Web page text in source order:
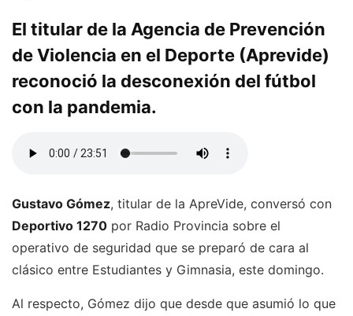
El titular de la Agencia de Prevención
de Violencia en el Deporte (Aprevide)
reconoció la desconexión del fútbol
con la pandemia.
Gustavo Gómez, titular de la ApreVide, conversó con
Deportivo 1270 por Radio Provincia sobre el
operativo de seguridad que se preparó de cara al
clásico entre Estudiantes y Gimnasia, este domingo.
Al respecto, Gómez dijo que desde que asumió lo que